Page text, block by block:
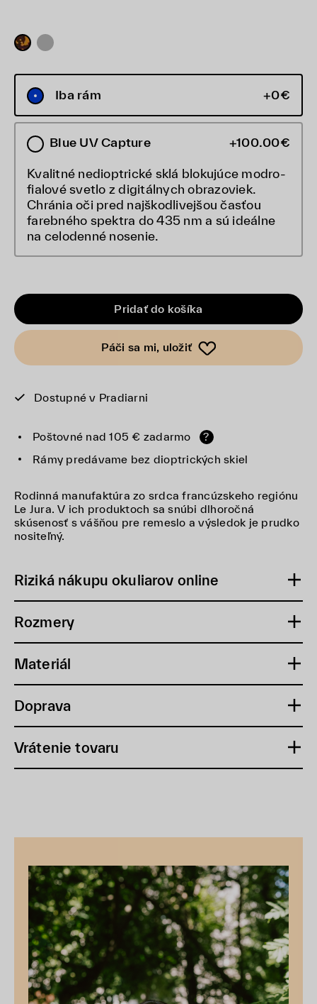
Iba rám +0€
Blue UV Capture +100.00€
Kvalitné nedioptrické sklá blokujúce modro-
fialové svetlo z digitálnych obrazoviek.
Chránia oči pred najškodlivejšou časťou
farebného spektra do 435 nm a sú ideálne
na celodenné nosenie.
Pridať do košíka
Páči sa mi, uložiť
Dostupné v Pradiarni
Poštovné nad 105 € zadarmo
?
Rámy predávame bez dioptrických skiel
Rodinná manufaktúra zo srdca francúzskeho regiónu
Le Jura. V ich produktoch sa snúbi dlhoročná
skúsenosť s vášňou pre remeslo a výsledok je prudko
nositeľný.
Riziká nákupu okuliarov online
Rozmery
Materiál
Doprava
Vrátenie tovaru